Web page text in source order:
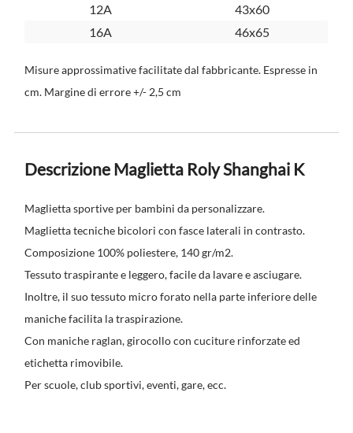
12A
43x60
16A
46x65
Misure approssimative facilitate dal fabbricante. Espresse in
cm. Margine di errore +/- 2,5 cm
Descrizione Maglietta Roly Shanghai K
Maglietta sportive per bambini da personalizzare.
Maglietta tecniche bicolori con fasce laterali in contrasto.
Composizione 100% poliestere, 140 gr/m2.
Tessuto traspirante e leggero, facile da lavare e asciugare.
Inoltre, il suo tessuto micro forato nella parte inferiore delle
maniche facilita la traspirazione.
Con maniche raglan, girocollo con cuciture rinforzate ed
etichetta rimovibile.
Per scuole, club sportivi, eventi, gare, ecc.